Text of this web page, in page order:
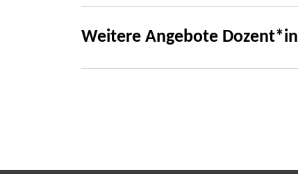
Weitere Angebote Dozent*in